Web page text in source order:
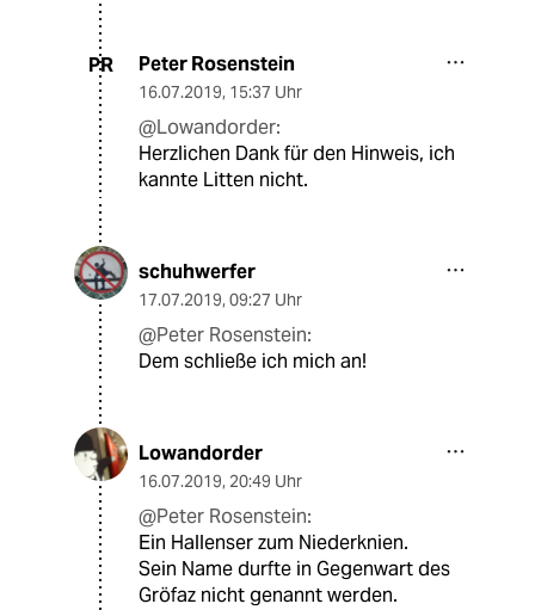
PR Peter Rosenstein
16.07.2019, 15:37 Uhr
@Lowandorder:
Herzlichen Dank für den Hinweis, ich
kannte Litten nicht.
schuhwerfer
17.07.2019, 09:27 Uhr
@Peter Rosenstein:
Dem schließe ich mich an!
Lowandorder
16.07.2019, 20:49 Uhr
@Peter Rosenstein:
Ein Hallenser zum Niederknien.
Sein Name durfte in Gegenwart des
Gröfaz nicht genannt werden.